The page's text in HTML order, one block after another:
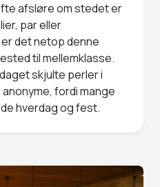
afsløre om stedet er
par eller
det netop denne
til mellemklasse.
skjulte perler i
fordi mange
hverdag og fest.